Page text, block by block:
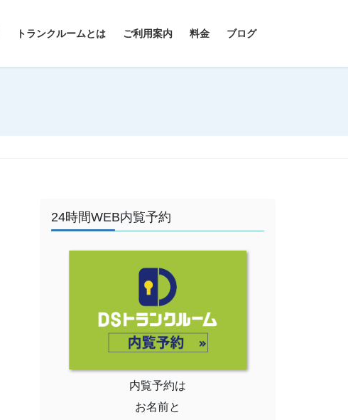
トランクルームとは ご利用案内 料金 ブログ
24時間WEB内覧予約
内覧予約は
お名前と